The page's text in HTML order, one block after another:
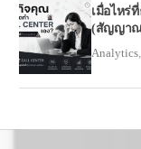
เมื่อไหร่
(สัญญาณ
Analytics